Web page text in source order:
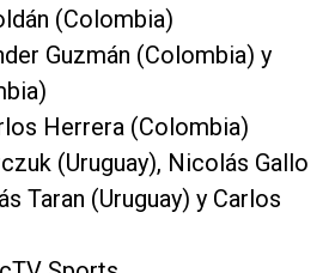
(Colombia)
Guzmán (Colombia) y
Herrera (Colombia)
(Uruguay), Nicolás Gallo
Taran (Uruguay) y Carlos